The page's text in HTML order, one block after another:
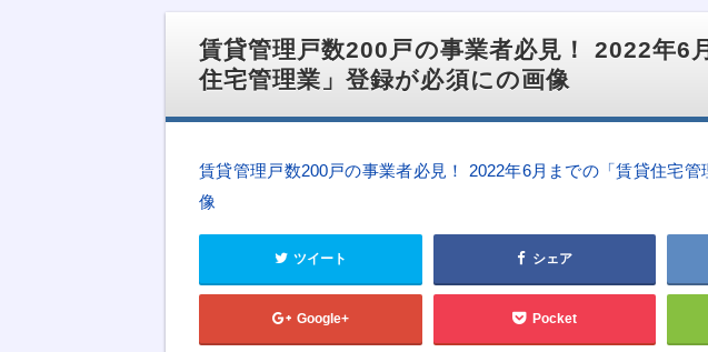
賃貸管理戸数200戸の事業者必見！ 2022年6
住宅管理業」登録が必須にの画像
賃貸管理戸数200戸の事業者必見！ 2022年6月までの「賃貸住宅
像
ツイート シェア
Google+ Pocket